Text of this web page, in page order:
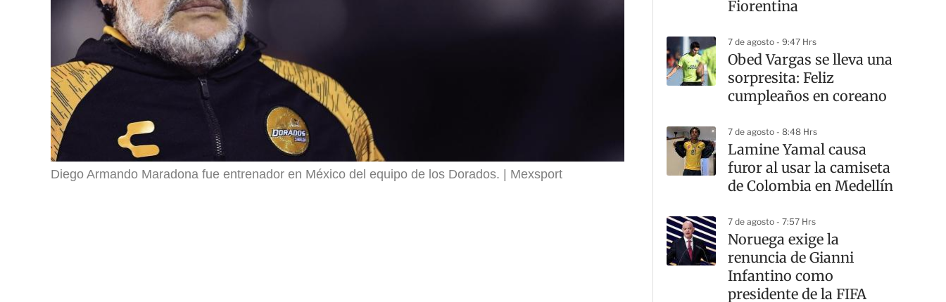
Diego Armando Maradona fue entrenador en México del equipo de los Dorados. Mexsport
Fiorentina
7 de agosto - 9:47 Hrs
Obed Vargas se lleva una
sorpresita: Feliz
cumpleaños en coreano
7 de agosto - 8:48 Hrs
Lamine Yamal causa
furor al usar la camiseta
de Colombia en Medellín
7 de agosto - 7:57 Hrs
Noruega exige la
renuncia de Gianni
Infantino como
presidente de la FIFA